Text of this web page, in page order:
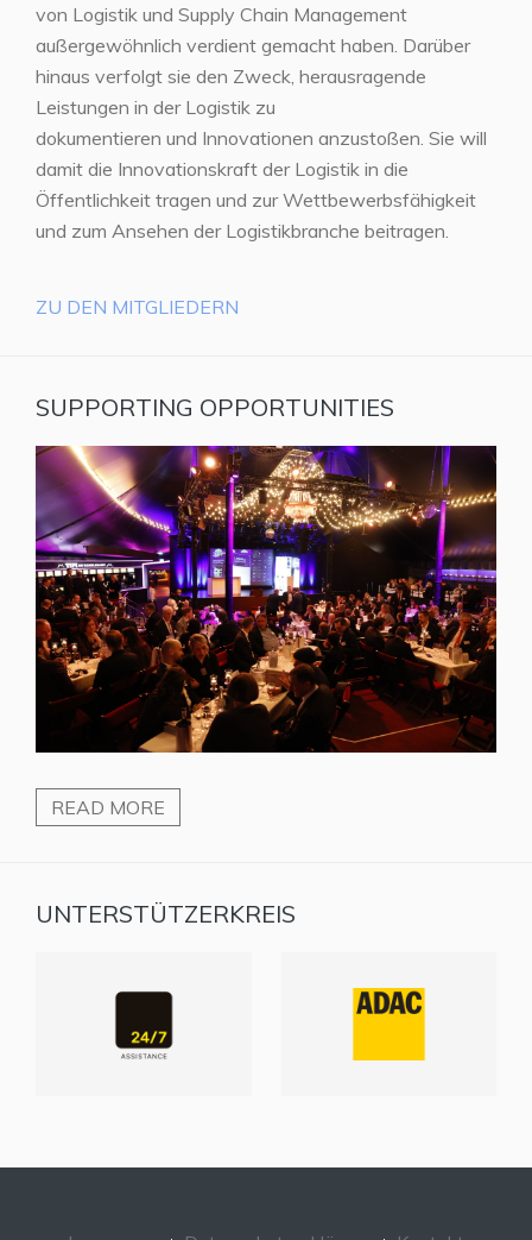
von Logistik und Supply Chain Management
außergewöhnlich verdient gemacht haben. Darüber
hinaus verfolgt sie den Zweck, herausragende
Leistungen in der Logistik zu
dokumentieren und Innovationen anzustoßen. Sie will
damit die Innovationskraft der Logistik in die
Öffentlichkeit tragen und zur Wettbewerbsfähigkeit
und zum Ansehen der Logistikbranche beitragen.
ZU DEN MITGLIEDERN
SUPPORTING OPPORTUNITIES
READ MORE
UNTERSTÜTZERKREIS